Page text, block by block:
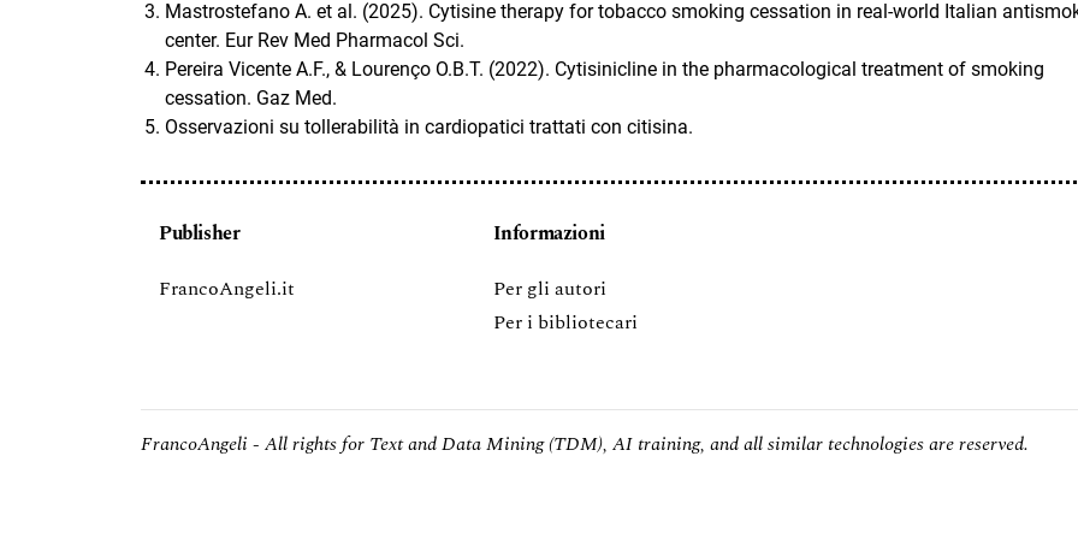
Mastrostefano A. et al. (2025). Cytisine therapy for tobacco smoking cessation in real-world Italian
center. Eur Rev Med Pharmacol Sci.
Pereira Vicente A.F., & Lourenço O.B.T. (2022). Cytisinicline in the pharmacological treatment of smoking
cessation. Gaz Med.
Osservazioni su tollerabilità in cardiopatici trattati con citisina.
Publisher
FrancoAngeli.it
Informazioni
Per gli autori
Per i bibliotecari
FrancoAngeli - All rights for Text and Data Mining (TDM), AI training, and all similar technologies are reserved.